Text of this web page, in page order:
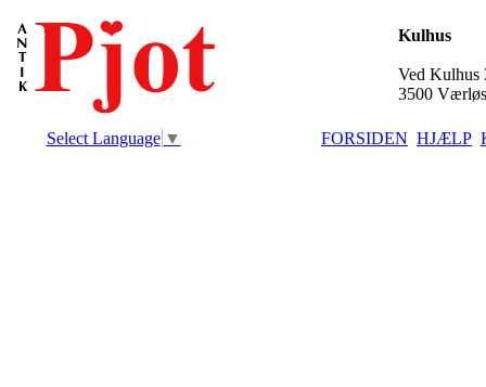
Kulhus
Ved Kulhus
3500
Select Language ▼ FORSIDEN HJÆLP